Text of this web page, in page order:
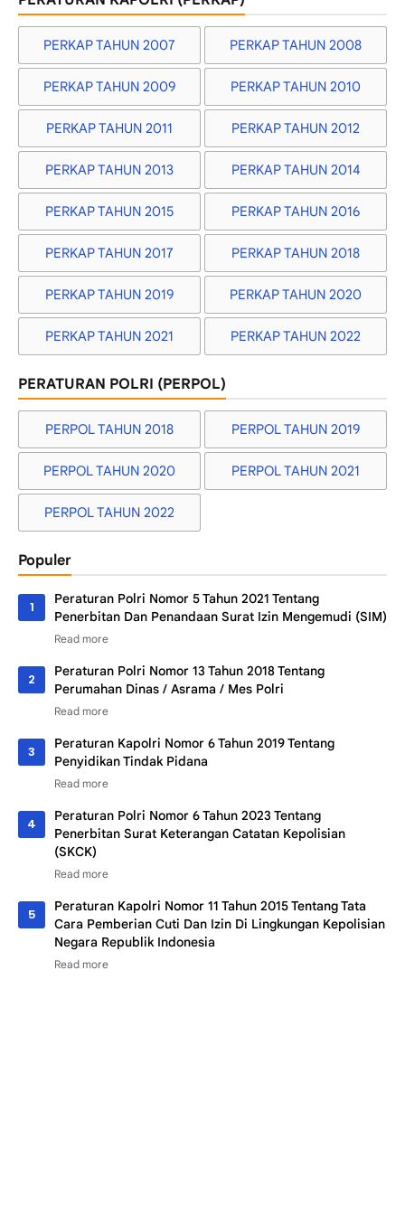
PERKAP TAHUN 2007 PERKAP TAHUN 2008
PERKAP TAHUN 2009 PERKAP TAHUN 2010
PERKAP TAHUN 2011 PERKAP TAHUN 2012
PERKAP TAHUN 2013 PERKAP TAHUN 2014
PERKAP TAHUN 2015 PERKAP TAHUN 2016
PERKAP TAHUN 2017 PERKAP TAHUN 2018
PERKAP TAHUN 2019 PERKAP TAHUN 2020
PERKAP TAHUN 2021 PERKAP TAHUN 2022
PERATURAN POLRI (PERPOL)
PERPOL TAHUN 2018 PERPOL TAHUN 2019
PERPOL TAHUN 2020 PERPOL TAHUN 2021
PERPOL TAHUN 2022
Populer
Peraturan Polri Nomor 5 Tahun 2021 Tentang
Penerbitan Dan Penandaan Surat Izin Mengemudi (SIM)
Peraturan Polri Nomor 13 Tahun 2018 Tentang
Perumahan Dinas / Asrama / Mes Polri
Peraturan Kapolri Nomor 6 Tahun 2019 Tentang
Penyidikan Tindak Pidana
Peraturan Polri Nomor 6 Tahun 2023 Tentang
Penerbitan Surat Keterangan Catatan Kepolisian
(SKCK)
Peraturan Kapolri Nomor 11 Tahun 2015 Tentang Tata
Cara Pemberian Cuti Dan Izin Di Lingkungan Kepolisian
Negara Republik Indonesia